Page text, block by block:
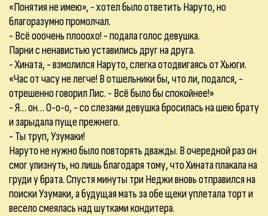
«Понятия не имею», - хотел было ответить Наруто, но
благоразумно промолчал.
- Всё ооочень плооохо! - подала голос девушка.
Парни с ненавистью уставились друг на друга.
- Хината, - взмолился Наруто, слегка отодвигаясь от Хьюги.
«Час от часу не легче! В отшельники бы, что ли, подался, -
отрешенно говорил Лис. - Всё было бы спокойнее!»
- Я… он… О-о-о, - со слезами девушка бросилась на шею брату
и зарыдала пуще прежнего.
- Ты труп, Узумаки!
Наруто не нужно было повторять дважды. В очередной раз он
смог улизнуть, но лишь благодаря тому, что Хината плакала на
груди у брата. Спустя минуты три Неджи вновь отправился на
поиски Узумаки, а будущая мать за обе щеки уплетала торт и
весело смеялась над шутками кондитера.